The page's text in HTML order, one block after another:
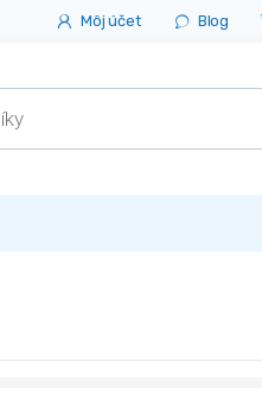
Môj účet Blog